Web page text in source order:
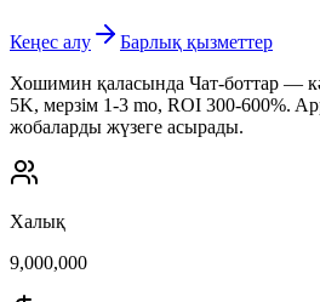
Кеңес алу
Барлық қызметтер
Хошимин қаласында Чат-боттар —
5K, мерзім 1-3 mo, ROI 300-600%.
жобаларды жүзеге асырады.
Халық
9,000,000